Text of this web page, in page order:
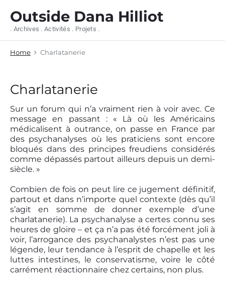
Outside Dana Hilliot
. Archives . Activités . Projets .
Home Charlatanerie
Charlatanerie
Sur un forum qui n’a vraiment rien à voir avec. Ce
message en passant : « Là où les Américains
médicalisent à outrance, on passe en France par
des psychanalyses où les praticiens sont encore
bloqués dans des principes freudiens considérés
comme dépassés partout ailleurs depuis un demi-
siècle. »
Combien de fois on peut lire ce jugement définitif,
partout et dans n’importe quel contexte (dès qu’il
s’agit en somme de donner exemple d’une
charlatanerie). La psychanalyse a certes connu ses
heures de gloire – et ça n’a pas été forcément joli à
voir, l’arrogance des psychanalystes n’est pas une
légende, leur tendance à l’esprit de chapelle et les
luttes intestines, le conservatisme, voire le côté
carrément réactionnaire chez certains, non plus.